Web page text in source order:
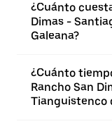
¿Cuánto
Dimas -
Galeana?
¿Cuánto
Rancho San
Tianguistenco